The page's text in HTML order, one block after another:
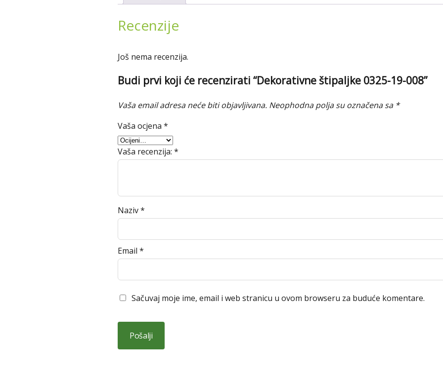
Recenzije
Još nema recenzija.
Budi prvi koji će recenzirati “Dekorativne štipaljke 0325-19-008”
Vaša email adresa neće biti objavljivana. Neophodna polja su označena sa *
Vaša ocjena *
Vaša recenzija: *
Naziv*
Email *
Sačuvaj moje ime, email i web stranicu u ovom browseru za buduće komentare.